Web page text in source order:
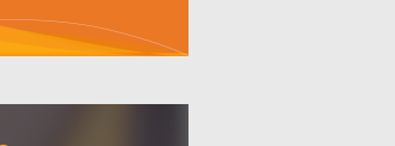
搜索